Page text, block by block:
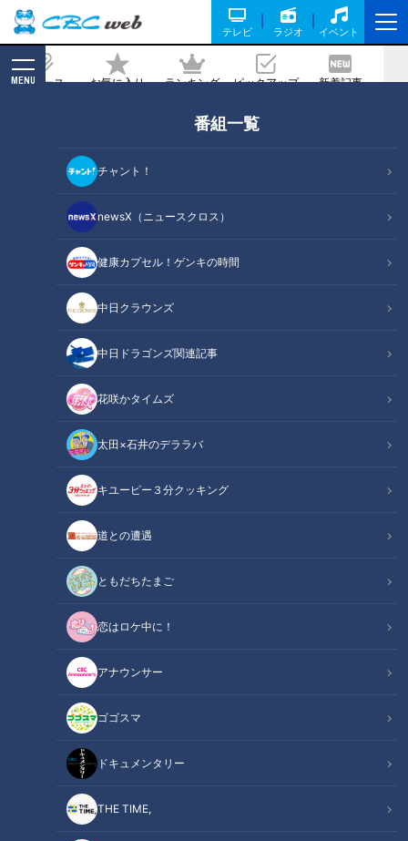
テレビ ラジオ イベント
ニュース お気に入り ランキング ピックアップ 新着記事
MENU
番組一覧
チャント！
newsX（ニュースクロス）
健康カプセル！ゲンキの時間
中日クラウンズ
中日ドラゴンズ関連記事
花咲かタイムズ
太田×石井のデララバ
キユーピー３分クッキング
道との遭遇
ともだちたまご
恋はロケ中に！
アナウンサー
ゴゴスマ
ドキュメンタリー
THE TIME,
1高橋宏斗に金言「夏場に一軍へ」―そ
の心は！？
記事に戻る
「サンデードラゴンズ」に出演する高橋宏斗投手(C)CBCテレビ
この記事の画像（全8枚）
記事に戻る